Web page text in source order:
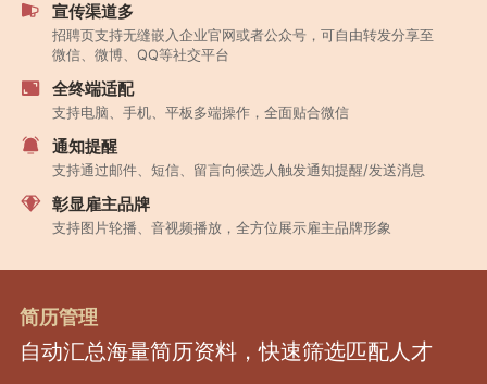
宣传渠道多
招聘页支持无缝嵌入企业官网或者公众号，可自由转发分享至
微信、微博、QQ等社交平台
全终端适配
支持电脑、手机、平板多端操作，全面贴合微信
通知提醒
支持通过邮件、短信、留言向候选人触发通知提醒/发送消息
彰显雇主品牌
支持图片轮播、音视频播放，全方位展示雇主品牌形象
简历管理
自动汇总海量简历资料，快速筛选匹配人才